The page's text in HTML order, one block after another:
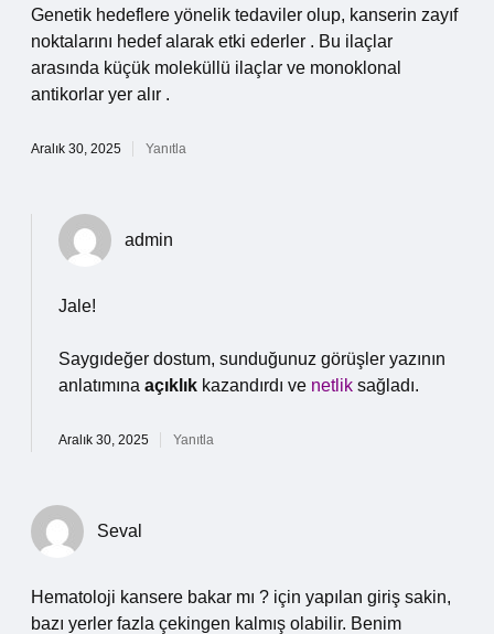
Genetik hedeflere yönelik tedaviler olup, kanserin zayıf
noktalarını hedef alarak etki ederler . Bu ilaçlar
arasında küçük moleküllü ilaçlar ve monoklonal
antikorlar yer alır .
Aralık 30, 2025 Yanıtla
admin
Jale!
Saygıdeğer dostum, sunduğunuz görüşler yazının
anlatımına açıklık kazandırdı ve netlik sağladı.
Aralık 30, 2025 Yanıtla
Seval
Hematoloji kansere bakar mı ? için yapılan giriş sakin,
bazı yerler fazla çekingen kalmış olabilir. Benim